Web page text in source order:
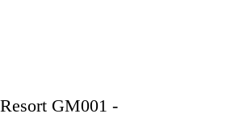
GM001 -